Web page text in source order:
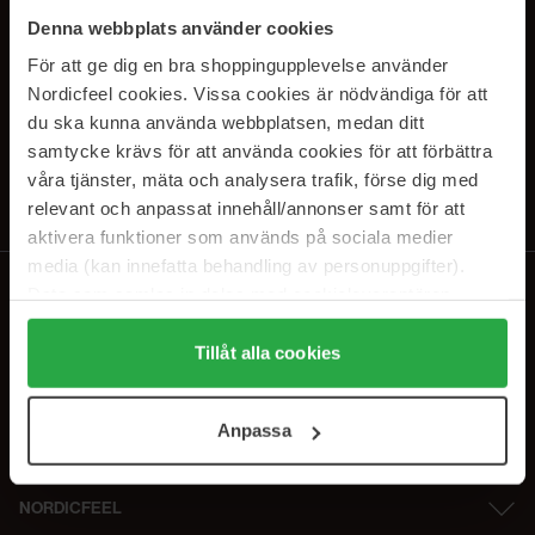
Denna webbplats använder cookies
För att ge dig en bra shoppingupplevelse använder
Nordicfeel cookies. Vissa cookies är nödvändiga för att
du ska kunna använda webbplatsen, medan ditt
samtycke krävs för att använda cookies för att förbättra
våra tjänster, mäta och analysera trafik, förse dig med
relevant och anpassat innehåll/annonser samt för att
aktivera funktioner som används på sociala medier
media (kan innefatta behandling av personuppgifter).
Genom att trycka på "Tillåt alla cookies" accepterar du
alla cookies, medan du under "Detaljer" kan anpassa
användningen av cookies. Du kan när som helst återkalla
samt vår Integritetspolicy.
Tillåt alla cookies
Anpassa
SUBSCRIBE TO OUR
NEWSLETTER
Tilaamalla hyväksyttietosuojakäytäntömme. Peruuta tilaus milloin
tahansa.
NORDICFEEL